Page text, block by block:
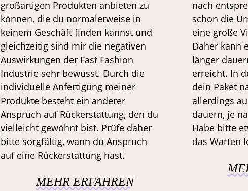
großartigen Produkten anbieten zu
können, die du normalerweise in
keinem Geschäft finden kannst und
gleichzeitig sind mir die negativen
Auswirkungen der Fast Fashion
Industrie sehr bewusst. Durch die
individuelle Anfertigung meiner
Produkte besteht ein anderer
Anspruch auf Rückerstattung, den du
vielleicht gewöhnt bist. Prüfe daher
bitte sorgfältig, wann du Anspruch
auf eine Rückerstattung hast.
MEHR ERFAHREN
nach
schon die
eine große
Daher kann
länger
erreicht. In
dein Paket
allerdings
dauern, je
Habe bitte
das Warten